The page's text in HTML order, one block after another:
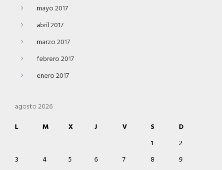
mayo 2017
abril 2017
marzo 2017
febrero 2017
enero 2017
agosto 2026
L
M X J V S
D
1
2
3
4 5 6 7 8
9